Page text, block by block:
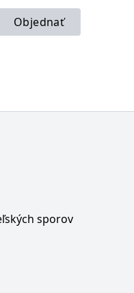
Objednať
sporov